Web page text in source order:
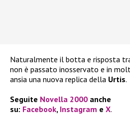
Naturalmente il botta e risposta
non è passato inosservato e in
ansia una nuova replica della Urtis.
Seguite Novella 2000 anche
su: Facebook, Instagram e X.